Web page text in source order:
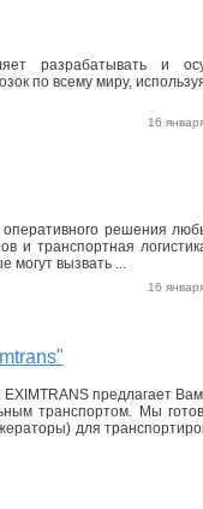
разрабатывать и
по всему миру,
16
оперативного решения
и транспортная
могут вызвать ...
16
предлагает
транспортом. Мы
для